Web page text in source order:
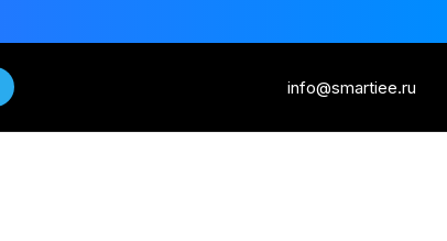
info@smartiee.ru